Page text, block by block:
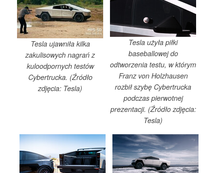
Tesla ujawniła kilka
zakulisowych nagrań z
kuloodpornych testów
Cybertrucka. (Źródło
zdjęcia: Tesla)
Tesla użyła piłki
baseballowej do
odtworzenia testu, w którym
Franz von Holzhausen
rozbił szybę Cybertrucka
podczas pierwotnej
prezentacji. (Źródło zdjęcia:
Tesla)